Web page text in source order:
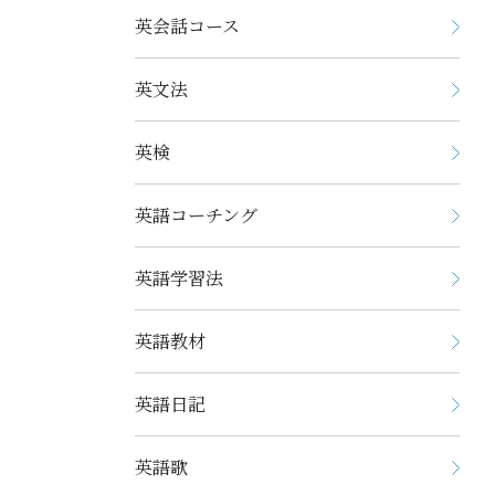
英会話コース
英文法
英検
英語コーチング
英語学習法
英語教材
英語日記
英語歌